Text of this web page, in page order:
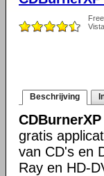
Beschrijving
CDBurnerXP
gratis
van CD's en
Ray en HD-